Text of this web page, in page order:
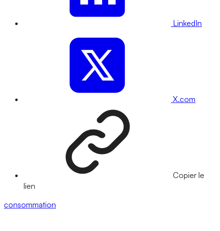
LinkedIn
X.com
Copier le
lien
consommation